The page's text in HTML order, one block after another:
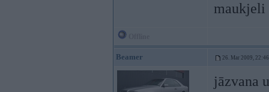
maukjeli
Beamer 26. Mar 2009, 22:46
jāzvana